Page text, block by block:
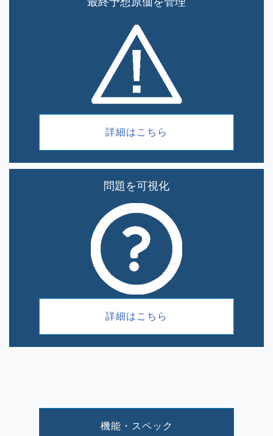
詳細はこちら
問題を可視化
詳細はこちら
機能・スペック